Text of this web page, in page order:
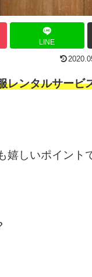
LINE
レンタルサービ
しいポイント